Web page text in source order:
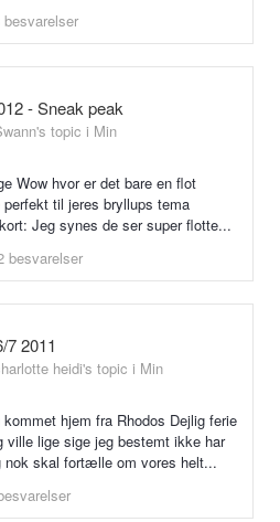
besvarelser
- Sneak peak
topic i Min
Wow hvor er det bare en flot
til jeres bryllups tema
Jeg synes de ser super flotte...
besvarelser
7 2011
heidi's topic i Min
hjem fra Rhodos Dejlig ferie
ville lige sige jeg bestemt ikke har
nok skal fortælle om vores helt...